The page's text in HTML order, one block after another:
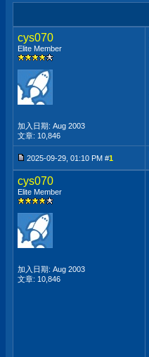
cys070
Elite Member
加入日期: Aug 2003
文章: 10,846
2025-09-29, 01:10 PM #1
cys070
Elite Member
加入日期: Aug 2003
文章: 10,846